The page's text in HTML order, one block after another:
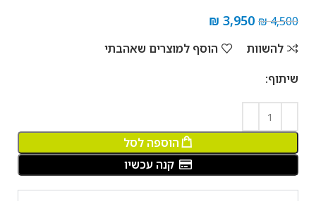
₪4,500
₪ 3,950
להשוות
הוסף למוצרים שאהבתי
שיתוף:
הוספה לסל
קנה עכשיו